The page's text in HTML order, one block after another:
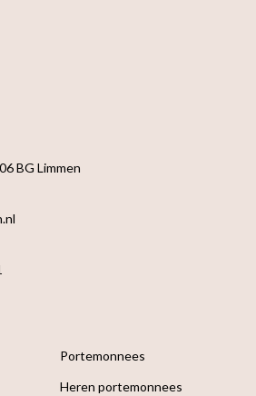
BG Limmen
Portemonnees
Heren portemonnees